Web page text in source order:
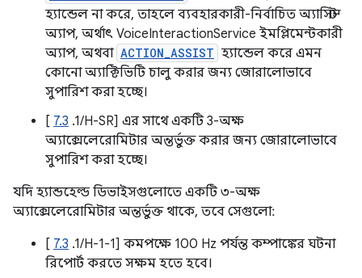
হ্যান্ডেল না করে, তাহলে ব্যবহারকারী-নির্বাচিত অ্যাসিস্ট
অ্যাপ, অর্থাৎ VoiceInteractionService ইমপ্লিমেন্টকারী
অ্যাপ, অথবা ACTION_ASSIST হ্যান্ডেল করে এমন
কোনো অ্যাক্টিভিটি চালু করার জন্য জোরালোভাবে
সুপারিশ করা হচ্ছে।
[ 7.3 .1/H-SR] এর সাথে একটি 3-অক্ষ
অ্যাক্সেলেরোমিটার অন্তর্ভুক্ত করার জন্য জোরালোভাবে
সুপারিশ করা হচ্ছে।
যদি হ্যান্ডহেল্ড ডিভাইসগুলোতে একটি ৩-অক্ষ
অ্যাক্সেলেরোমিটার অন্তর্ভুক্ত থাকে, তবে সেগুলো:
[ 7.3 .1/H-1-1] কমপক্ষে 100 Hz পর্যন্ত কম্পাঙ্কের ঘটনা
রিপোর্ট করতে সক্ষম হতে হবে।